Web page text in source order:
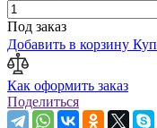
Под заказ
Добавить в корзину
Как оформить заказ
Поделиться